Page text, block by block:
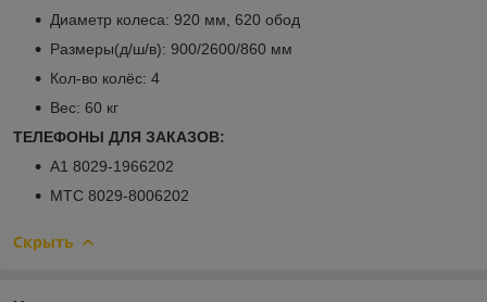
Диаметр колеса: 920 мм, 620 обод
Размеры(д/ш/в): 900/2600/860 мм
Кол-во колёс: 4
Вес: 60 кг
ТЕЛЕФОНЫ ДЛЯ ЗАКАЗОВ:
А1 8029-1966202
МТС 8029-8006202
Скрыть